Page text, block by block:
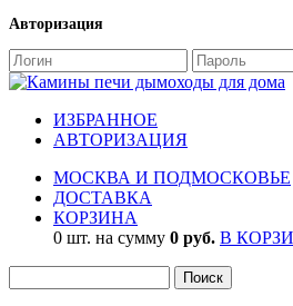
Авторизация
ИЗБРАННОЕ
АВТОРИЗАЦИЯ
МОСКВА И ПОДМОСКОВЬЕ
ДОСТАВКА
КОРЗИНА
0 шт. на сумму 0 руб. В